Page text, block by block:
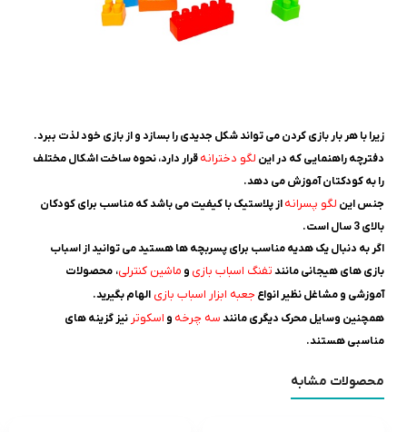
زیرا با هر بار بازی کردن می تواند شکل جدیدی را بسازد و از بازی خود لذت ببرد.
دفترچه راهنمایی که در این لگو دخترانهقرار دارد، نحوه ساخت اشکال مختلف
را به کودکتان آموزش می دهد.
جنس این لگو پسرانهاز پلاستیک با کیفیت می باشد که مناسب برای کودکان
بالای 3 سال است.
اگر به دنبال یک هدیه مناسب برای پسربچه ها هستید می توانید از اسباب
بازی های هیجانی مانندتفنگ اسباب بازی و ماشین کنترلی، محصولات
آموزشی و مشاغل نظیر انواع جعبه ابزار اسباب بازی الهام بگیرید.
همچنین وسایل محرک دیگری مانندسه چرخه و اسکوتر نیز گزینه های
مناسبی هستند.
محصولات مشابه